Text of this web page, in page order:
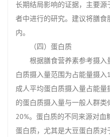
长期结局影响的证据，主要
者中进行的研究。建议将膳
内。
（四）蛋白质
根据膳食营养素参考摄入
白质摄入量范围为占能量摄
成人平均蛋白质摄入量占能
的蛋白质摄入量与一般人群
20%。蛋白质的不同来源对
蛋白质，尤其是大豆蛋白质